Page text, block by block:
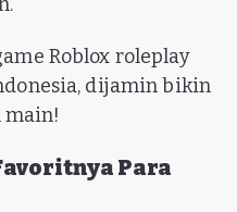
Roblox roleplay
dijamin bikin
Para